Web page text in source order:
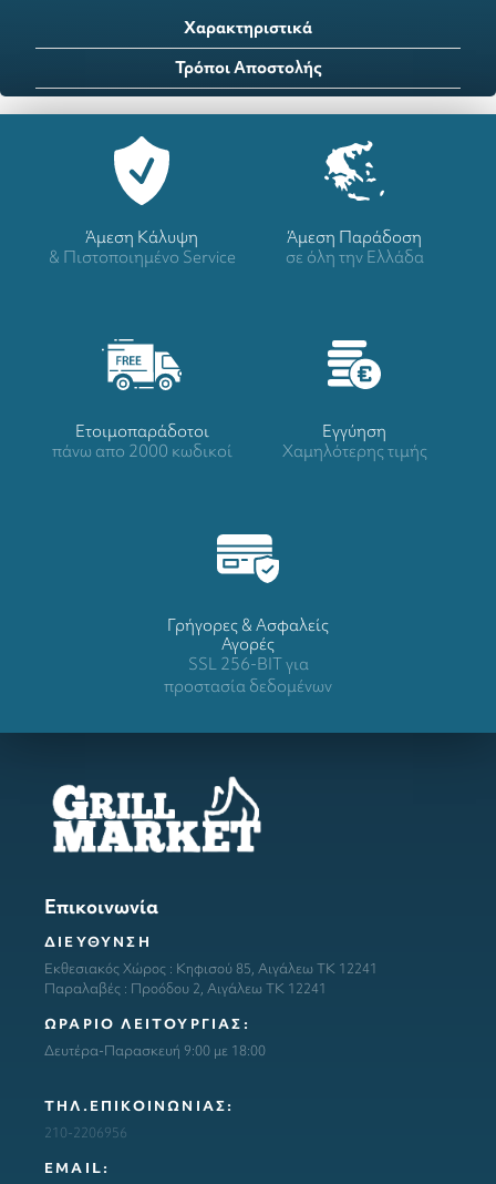
Χαρακτηριστικά
Τρόποι Αποστολής
Άμεση Κάλυψη
& Πιστοποιημένο Service
Άμεση Παράδοση
σε όλη την Ελλάδα
Ετοιμοπαράδοτοι
πάνω απο 2000 κωδικοί
Eγγύηση
Χαμηλότερης τιμής
Γρήγορες & Ασφαλείς
Αγορές
SSL 256-BIT για
προστασία δεδομένων
Επικοινωνία
ΔΙΕΥΘΥΝΣΗ
Εκθεσιακός Χώρος : Κηφισού 85, Αιγάλεω ΤΚ 12241
Παραλαβές : Προόδου 2, Αιγάλεω ΤΚ 12241
ΩΡΑΡΙΟ ΛΕΙΤΟΥΡΓΙΑΣ:
Δευτέρα-Παρασκευή 9:00 με 18:00
ΤΗΛ.ΕΠΙΚΟΙΝΩΝΙΑΣ:
210-2206956
ΕΜΑΙL: